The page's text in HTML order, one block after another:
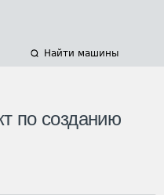
Найти машины
по созданию